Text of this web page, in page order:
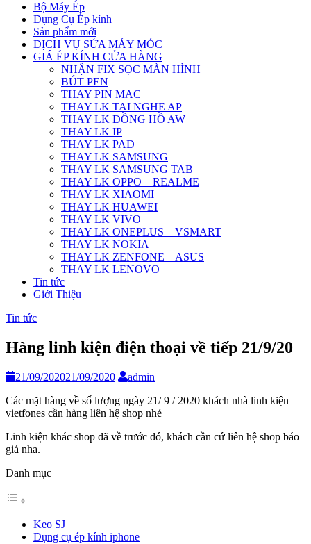
Bộ Máy Ép
Dụng Cụ Ép kính
Sản phẩm mới
DỊCH VỤ SỬA MÁY MÓC
GIÁ ÉP KÍNH CỬA HÀNG
NHẬN FIX SỌC MÀN HÌNH
BÚT PEN
THAY PIN MAC
THAY LK TAI NGHE AP
THAY LK ĐỒNG HỒ AW
THAY LK IP
THAY LK PAD
THAY LK SAMSUNG
THAY LK SAMSUNG TAB
THAY LK OPPO – REALME
THAY LK XIAOMI
THAY LK HUAWEI
THAY LK VIVO
THAY LK ONEPLUS – VSMART
THAY LK NOKIA
THAY LK ZENFONE – ASUS
THAY LK LENOVO
Tin tức
Giới Thiệu
Tin tức
Hàng linh kiện điện thoại về tiếp 21/9/20
21/09/202021/09/2020
admin
Các mặt hàng về số lượng ngày 21/ 9 / 2020 khách nhà linh kiện
vietfones cần hàng liên hệ shop nhé
Linh kiện khác shop đã về trước đó, khách cần cứ liên hệ shop báo
giá nha.
Danh mục
Keo SJ
Dụng cụ ép kính iphone